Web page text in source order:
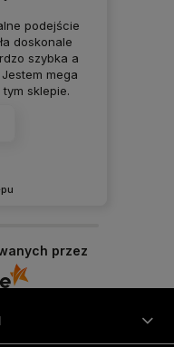
podejście
doskonale
szybka a
mega
sklepie.
przez